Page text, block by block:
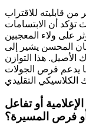
قابليته للاقتراب
تؤكد أن الابتسامات
على ولاء المعجبين
المحسن يشير إلى
هذا التوازن
يدعم فرص الجولات
أو تفاعل
أو فرص المسيرة؟